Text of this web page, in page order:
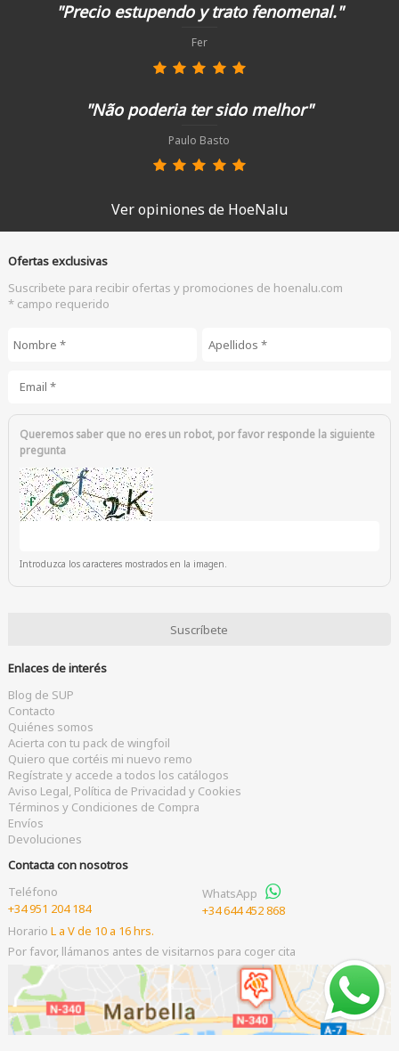
"Precio estupendo y trato fenomenal."
Fer
"Não poderia ter sido melhor"
Paulo Basto
Ver opiniones de HoeNalu
Ofertas exclusivas
Suscribete para recibir ofertas y promociones de hoenalu.com
* campo requerido
*
Queremos saber que no eres un robot, por favor responde la siguiente
pregunta
Introduzca los caracteres mostrados en la imagen.
Enlaces de interés
Blog de SUP
Contacto
Quiénes somos
Acierta con tu pack de wingfoil
Quiero que cortéis mi nuevo remo
Regístrate y accede a todos los catálogos
Aviso Legal, Política de Privacidad y Cookies
Términos y Condiciones de Compra
Envíos
Devoluciones
Contacta con nosotros
Teléfono
+34 951 204 184
WhatsApp
+34 644 452 868
Horario L a V de 10 a 16 hrs.
Por favor, llámanos antes de visitarnos para coger cita